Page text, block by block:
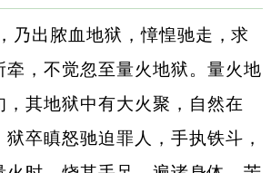
乃出脓血地狱，慞惶驰走，求
牵，不觉忽至量火地狱。量火地
，其地狱中有大火聚，自然在
卒瞋怒驰迫罪人，手执铁斗，